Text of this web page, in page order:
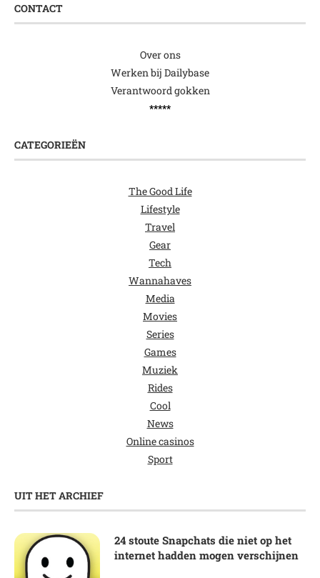
CONTACT
Over ons
Werken bij Dailybase
Verantwoord gokken
*****
CATEGORIEËN
The Good Life
Lifestyle
Travel
Gear
Tech
Wannahaves
Media
Movies
Series
Games
Muziek
Rides
Cool
News
Online casinos
Sport
UIT HET ARCHIEF
24 stoute Snapchats die niet op het
internet hadden mogen verschijnen